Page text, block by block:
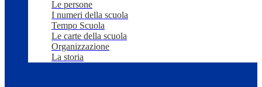
Le persone
I numeri della scuola
Tempo Scuola
Le carte della scuola
Organizzazione
La storia